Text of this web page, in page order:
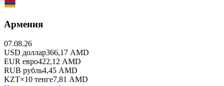
Армения
07.08.26
USD доллар366,17 AMD
EUR евро422,12 AMD
RUB рубль4,45 AMD
KZT×10 тенге7,81 AMD